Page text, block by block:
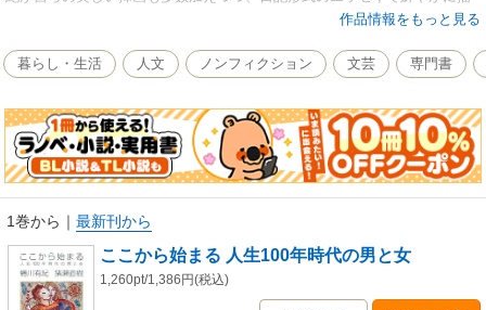
き出した二部構成。人生100年と言われる時代にあって、いつまでも好奇心
れる一冊。 【目次】まえがき/春よ、こい。―猪瀬直樹 蜷川有紀/第一
章 妖女、聖女、狂女、いずれでもあるような/好奇心こそアンチエイジン
グのホルモン/思わなければ始まりがない/年齢意識は固定観念にすぎない/
第二章 短所は個性ではないか/六十四歳からはじめたランニング/歳を重ね
るということは智恵が増すということ/“家屋の空間を満たしてくれる存
在”の女性/「つぎの人にどう説明したら良いのかしら」/第三章 モノもヒ
愛せばいい/互いのルーツを知ることは大切/人生に満足したら、人は死ぬ/
還暦なんて、成人式のようなもの/薔薇日和―蜷川有紀/二〇一五年―立夏/
二〇一五年―小暑/二〇一五年―白露/二〇一五年―立冬/二〇一五年―冬至/
二〇一六年―初春/二〇一六年―啓蟄/二〇一六年―立春/二〇一六年、二〇
一七年―春分/二〇一六年、二〇一七年―立夏/二〇一六年、二〇一七年―夏
作品情報をもっと見る
暮らし・生活 人文 ノンフィクション 文芸 専門書
1巻から ｜ 最新刊から
ここから始まる 人生100年時代の男と女
1,260pt/1,386円(税込)